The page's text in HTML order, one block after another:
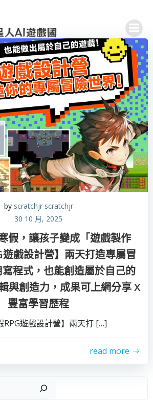
content
by scratchjr scratchjr
30 10 月, 2025
假，讓孩子變成「遊戲製作
遊戲設計營】兩天打造專屬冒
程式，也能創造屬於自己的
與創造力，成果可上網分享 X
豐富學習歷程
RPG遊戲設計營】兩天打 […]
read more